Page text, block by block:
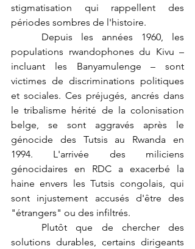
stigmatisation qui rappellent des
périodes sombres de l'histoire.
populations rwandophones du Kivu –
incluant les Banyamulenge – sont
victimes de discriminations politiques
et sociales. Ces préjugés, ancrés dans
le tribalisme hérité de la colonisation
belge, se sont aggravés après le
génocide des Tutsis au Rwanda en
1994. L'arrivée des miliciens
génocidaires en RDC a exacerbé la
haine envers les Tutsis congolais, qui
sont injustement accusés d'être des
"étrangers" ou des infiltrés.
solutions durables, certains dirigeants